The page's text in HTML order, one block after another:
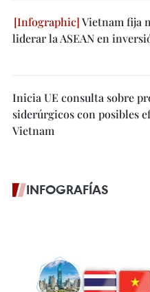
Vietnam fija
liderar la ASEAN en
Inicia UE consulta sobre
siderúrgicos con posibles
Vietnam
INFOGRAFÍAS